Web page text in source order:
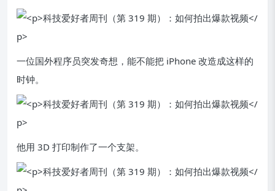
一位国外程序员突发奇想，能不能把 iPhone 改造成这样的
时钟。
他用 3D 打印制作了一个支架。